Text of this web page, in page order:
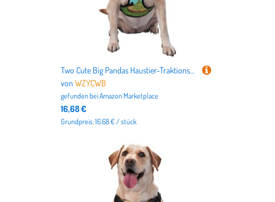
Two Cute Big Pandas Haustier-Traktionsweste, mittelgroß, bedruckt, ideal für Spaziergänge mit dem Hund, Wandern, tägliche Reisen
vonWZYCWB
gefunden beiAmazon Marketplace
16,68 €
Grundpreis: 16.68 € / stück